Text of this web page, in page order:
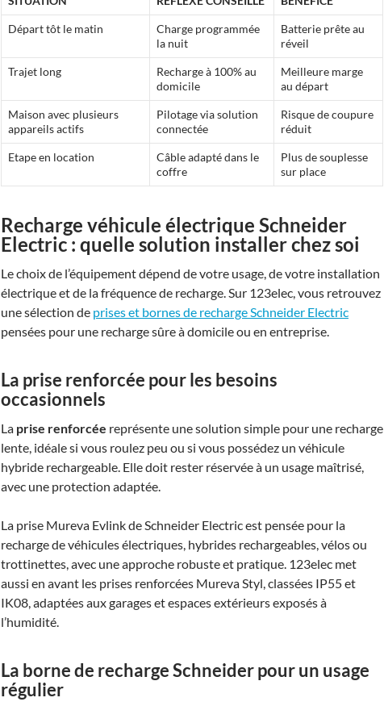
Départ tôt le matin
Charge programmée
la nuit
Batterie prête au
réveil
Trajet long
Recharge à 100% au
domicile
Meilleure marge
au départ
Maison avec plusieurs
appareils actifs
Pilotage via solution
connectée
Risque de coupure
réduit
Etape en location
Câble adapté dans le
coffre
Plus de souplesse
sur place
Recharge véhicule électrique Schneider
Electric : quelle solution installer chez soi
Le choix de l’équipement dépend de votre usage, de votre installation
électrique et de la fréquence de recharge. Sur 123elec, vous retrouvez
une sélection de prises et bornes de recharge Schneider Electric
pensées pour une recharge sûre à domicile ou en entreprise.
La prise renforcée pour les besoins
occasionnels
La prise renforcée représente une solution simple pour une recharge
lente, idéale si vous roulez peu ou si vous possédez un véhicule
hybride rechargeable. Elle doit rester réservée à un usage maîtrisé,
avec une protection adaptée.
La prise Mureva Evlink de Schneider Electric est pensée pour la
recharge de véhicules électriques, hybrides rechargeables, vélos ou
trottinettes, avec une approche robuste et pratique. 123elec met
aussi en avant les prises renforcées Mureva Styl, classées IP55 et
IK08, adaptées aux garages et espaces extérieurs exposés à
l’humidité.
La borne de recharge Schneiderpour un usage
régulier